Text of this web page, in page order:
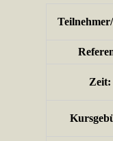
Zeit: